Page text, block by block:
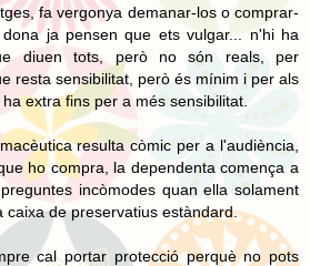
fa vergonya demanar-los o comprar-
ja pensen que ets vulgar... n'hi ha
diuen tots, però no són reals, per
resta sensibilitat, però és mínim i per als
extra fins per a més sensibilitat.
resulta còmic per a l'audiència,
ho compra, la dependenta comença a
incòmodes quan ella solament
caixa de preservatius estàndard.
cal portar protecció perquè no pots